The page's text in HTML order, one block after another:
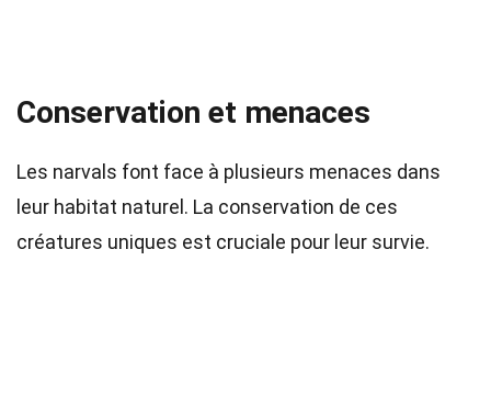
Conservation et menaces
Les narvals font face à plusieurs menaces dans
leur habitat naturel. La conservation de ces
créatures uniques est cruciale pour leur survie.